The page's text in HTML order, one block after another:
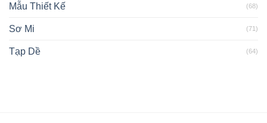
Mẫu Thiết Kế (68)
Sơ Mi (71)
Tạp Dề (64)